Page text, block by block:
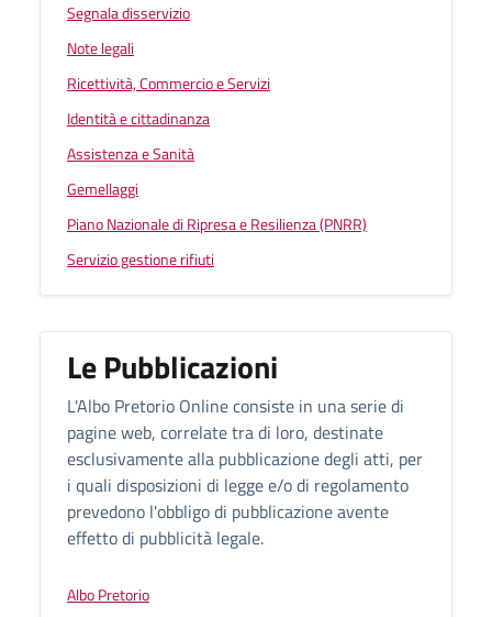
Segnala disservizio
Note legali
Ricettività, Commercio e Servizi
Identità e cittadinanza
Assistenza e Sanità
Gemellaggi
Piano Nazionale di Ripresa e Resilienza (PNRR)
Servizio gestione rifiuti
Le Pubblicazioni
L'Albo Pretorio Online consiste in una serie di
pagine web, correlate tra di loro, destinate
esclusivamente alla pubblicazione degli atti, per
i quali disposizioni di legge e/o di regolamento
prevedono l'obbligo di pubblicazione avente
effetto di pubblicità legale.
Albo Pretorio